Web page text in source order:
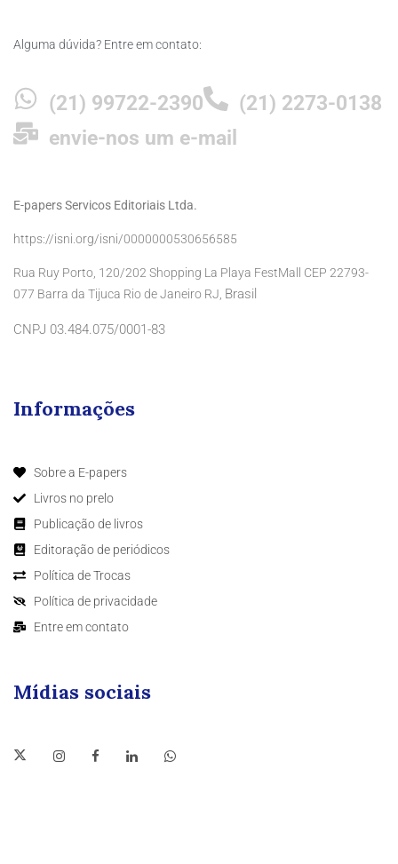
Alguma dúvida? Entre em contato:
(21) 99722-2390
(21) 2273-0138
envie-nos um e-mail
E-papers Servicos Editoriais Ltda.
https://isni.org/isni/0000000530656585
Rua Ruy Porto, 120/202 Shopping La Playa FestMall CEP 22793-
077 Barra da Tijuca Rio de Janeiro RJ, Brasil
CNPJ 03.484.075/0001-83
Informações
Sobre a E-papers
Livros no prelo
Publicação de livros
Editoração de periódicos
Política de Trocas
Política de privacidade
Entre em contato
Mídias sociais